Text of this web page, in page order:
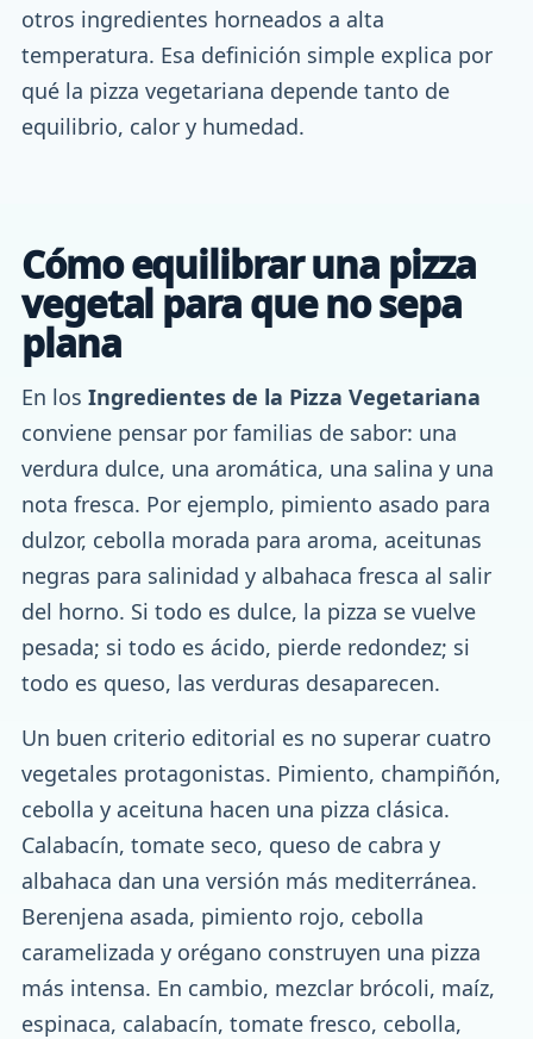
otros ingredientes horneados a alta
temperatura. Esa definición simple explica por
qué la pizza vegetariana depende tanto de
equilibrio, calor y humedad.
Cómo equilibrar una pizza
vegetal para que no sepa
plana
En los Ingredientes de la Pizza Vegetariana
conviene pensar por familias de sabor: una
verdura dulce, una aromática, una salina y una
nota fresca. Por ejemplo, pimiento asado para
dulzor, cebolla morada para aroma, aceitunas
negras para salinidad y albahaca fresca al salir
del horno. Si todo es dulce, la pizza se vuelve
pesada; si todo es ácido, pierde redondez; si
todo es queso, las verduras desaparecen.
Un buen criterio editorial es no superar cuatro
vegetales protagonistas. Pimiento, champiñón,
cebolla y aceituna hacen una pizza clásica.
Calabacín, tomate seco, queso de cabra y
albahaca dan una versión más mediterránea.
Berenjena asada, pimiento rojo, cebolla
caramelizada y orégano construyen una pizza
más intensa. En cambio, mezclar brócoli, maíz,
espinaca, calabacín, tomate fresco, cebolla,